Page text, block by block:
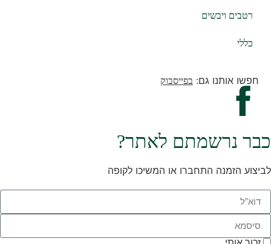
רטבים ויבשים
כללי
חפשו אותנו גם: בפייסבוק
כבר נרשמתם לאתר?
לביצוע הזמנה התחברו או המשיכו לקופה